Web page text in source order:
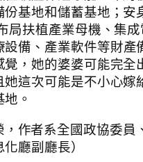
基地和儲蓄基地；安
局扶植產業母機、集成
設備、產業軟件等財產
覺，她的婆婆可能完全
她這次可能是不小心嫁
。
，作者系全國政協委員
廳副廳長）